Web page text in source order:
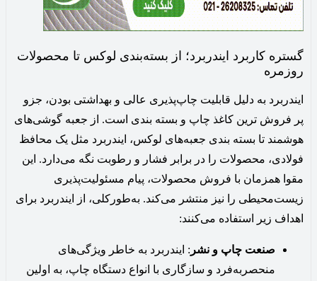
گستره کاربرد ایندربرد؛ از بسته‌بندی لوکس تا محصولات
روزمره
ایندربرد به دلیل قابلیت چاپ‌پذیری عالی و بهداشتی بودن، جزو
پر فروش ترین کاغذ چاپ و بسته بندی است. از جعبه گوشی‌های
هوشمند تا بسته ‌بندی جعبه‌های لوکس، ایندربرد مثل یک محافظ
فولادی، محصولات را در برابر فشار و رطوبت نگه می‌دارد. این
مقوا همزمان با فروش محصولات، پیام مسئولیت‌پذیری
زیست‌محیطی را نیز منتشر می‌کند. به‌طورکلی، از ایندربرد برای
اهداف زیر استفاده می‌کنند:
صنعت چاپ و نشر : ایندربرد به خاطر ویژگی‌های
منحصربه‌فرد و سازگاری با انواع دستگاه چاپ، به اولین